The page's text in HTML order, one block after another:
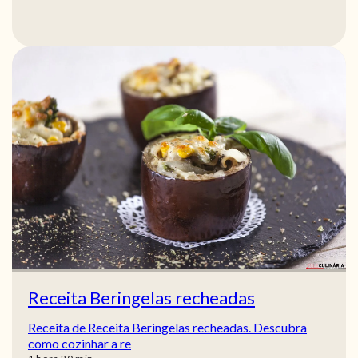
Receita Beringelas recheadas
Receita de Receita Beringelas recheadas. Descubra
como cozinhar a re